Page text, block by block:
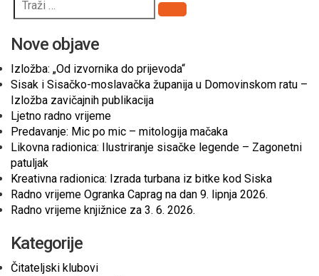
Pretraži
Nove objave
Izložba: „Od izvornika do prijevoda“
Sisak i Sisačko-moslavačka županija u Domovinskom ratu –
Izložba zavičajnih publikacija
Ljetno radno vrijeme
Predavanje: Mic po mic – mitologija mačaka
Likovna radionica: Ilustriranje sisačke legende – Zagonetni
patuljak
Kreativna radionica: Izrada turbana iz bitke kod Siska
Radno vrijeme Ogranka Caprag na dan 9. lipnja 2026.
Radno vrijeme knjižnice za 3. 6. 2026.
Kategorije
Čitateljski klubovi